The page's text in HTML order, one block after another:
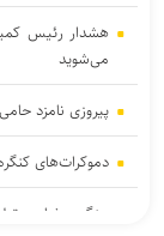
هشدار رئیس
می‌شوید
پیروزی نامزد
دموکرات‌های
جنگ رمضان و